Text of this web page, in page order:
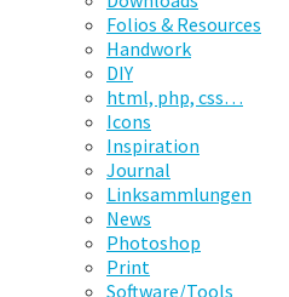
Folios & Resources
Handwork
DIY
html, php, css…
Icons
Inspiration
Journal
Linksammlungen
News
Photoshop
Print
Software/Tools